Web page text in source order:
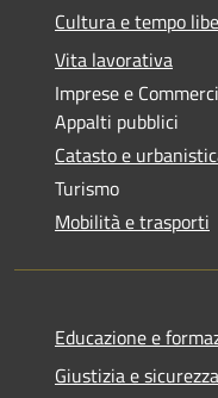
Cultura e tempo
Vita lavorativa
Imprese e
Appalti pubblici
Catasto e
Turismo
Mobilità e trasporti
Educazione e
Giustizia e